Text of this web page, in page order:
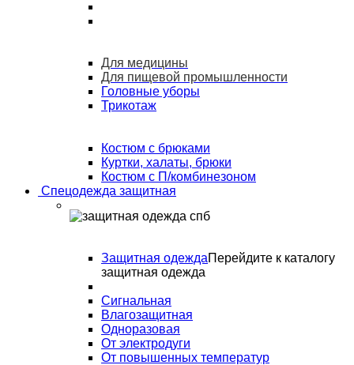
Для медицины
Для пищевой промышленности
Головные уборы
Трикотаж
Костюм с брюками
Куртки, халаты, брюки
Костюм с П/комбинезоном
Спецодежда защитная
Защитная одеждаПерейдите к каталогу
защитная одежда
Сигнальная
Влагозащитная
Одноразовая
От электродуги
От повышенных температур